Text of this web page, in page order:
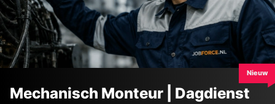
Mechanisch Monteur | Dagdienst
Nieuw